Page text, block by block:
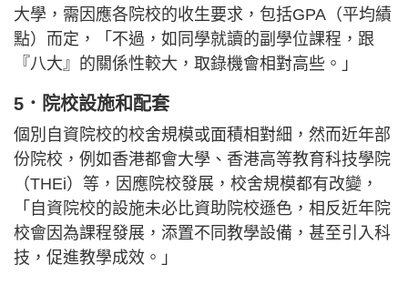
大學，需因應各院校的收生要求，包括GPA（平均績
點）而定，「不過，如同學就讀的副學位課程，跟
『八大』的關係性較大，取錄機會相對高些。」
5．院校設施和配套
個別自資院校的校舍規模或面積相對細，然而近年部
份院校，例如香港都會大學、香港高等教育科技學院
（THEi）等，因應院校發展，校舍規模都有改變，
「自資院校的設施未必比資助院校遜色，相反近年院
校會因為課程發展，添置不同教學設備，甚至引入科
技，促進教學成效。」